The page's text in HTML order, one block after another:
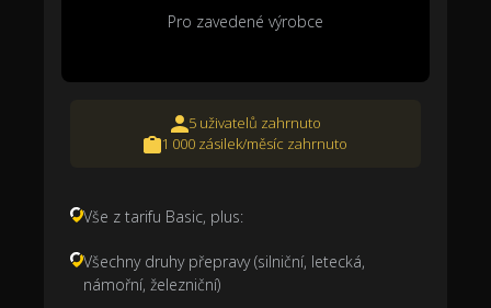
Pro zavedené výrobce
5 uživatelů zahrnuto
1 000 zásilek/měsíc zahrnuto
Vše z tarifu Basic, plus:
Všechny druhy přepravy (silniční, letecká,
námořní, železniční)